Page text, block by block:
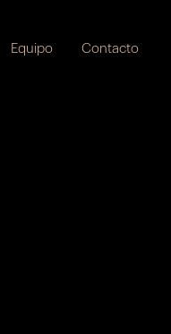
Equipo Contacto